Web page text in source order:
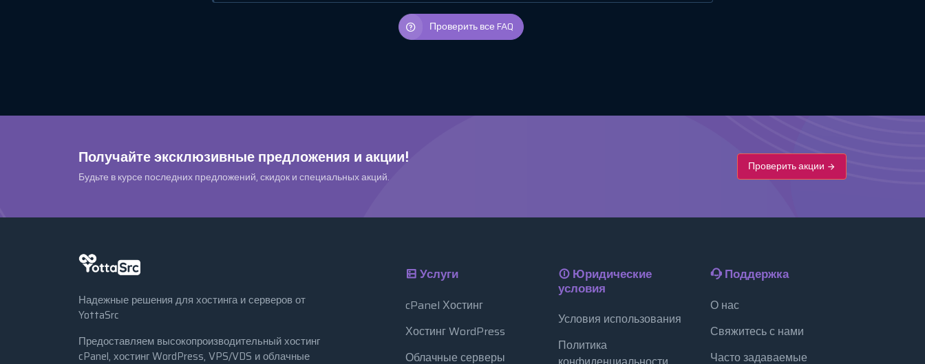
Проверить все FAQ
Получайте эксклюзивные предложения и акции!
Будьте в курсе последних предложений, скидок и специальных акций.
Проверить акции
Надежные решения для хостинга и серверов от
YottaSrc
Предоставляем высокопроизводительный хостинг
cPanel, хостинг WordPress, VPS/VDS и облачные
Услуги
cPanel Хостинг
Хостинг WordPress
Облачные серверы
Юридические
условия
Условия использования
Политика
Поддержка
О нас
Свяжитесь с нами
Часто задаваемые